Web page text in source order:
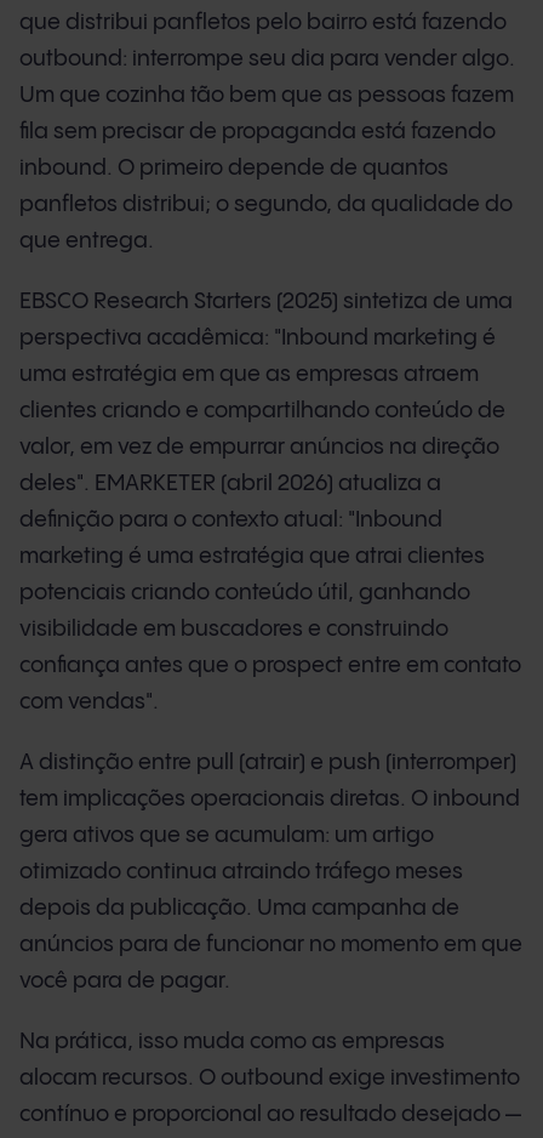
que distribui panfletos pelo bairro está fazendo
outbound: interrompe seu dia para vender algo.
Um que cozinha tão bem que as pessoas fazem
fila sem precisar de propaganda está fazendo
inbound. O primeiro depende de quantos
panfletos distribui; o segundo, da qualidade do
que entrega.
EBSCO Research Starters (2025) sintetiza de uma
perspectiva acadêmica: "Inbound marketing é
uma estratégia em que as empresas atraem
clientes criando e compartilhando conteúdo de
valor, em vez de empurrar anúncios na direção
deles". EMARKETER (abril 2026) atualiza a
definição para o contexto atual: "Inbound
marketing é uma estratégia que atrai clientes
potenciais criando conteúdo útil, ganhando
visibilidade em buscadores e construindo
confiança antes que o prospect entre em contato
com vendas".
A distinção entre pull (atrair) e push (interromper)
tem implicações operacionais diretas. O inbound
gera ativos que se acumulam: um artigo
otimizado continua atraindo tráfego meses
depois da publicação. Uma campanha de
anúncios para de funcionar no momento em que
você para de pagar.
Na prática, isso muda como as empresas
alocam recursos. O outbound exige investimento
contínuo e proporcional ao resultado desejado —